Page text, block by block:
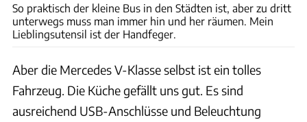
So praktisch der kleine Bus in den Städten ist, aber zu dritt
unterwegs muss man immer hin und her räumen. Mein
Lieblingsutensil ist der Handfeger.
Aber die Mercedes V-Klasse selbst ist ein tolles
Fahrzeug. Die Küche gefällt uns gut. Es sind
ausreichend USB-Anschlüsse und Beleuchtung